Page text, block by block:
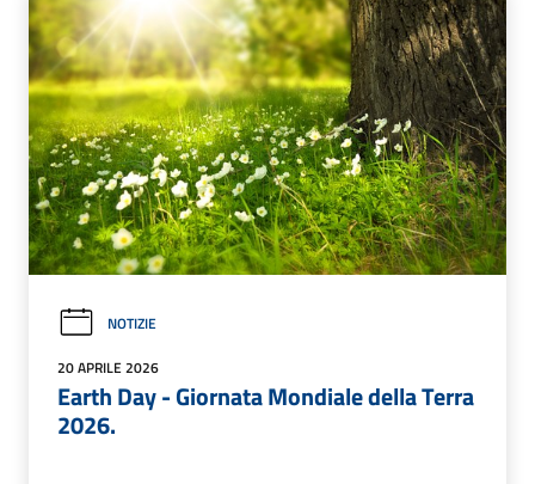
NOTIZIE
20 APRILE 2026
Earth Day - Giornata Mondiale della Terra
2026.